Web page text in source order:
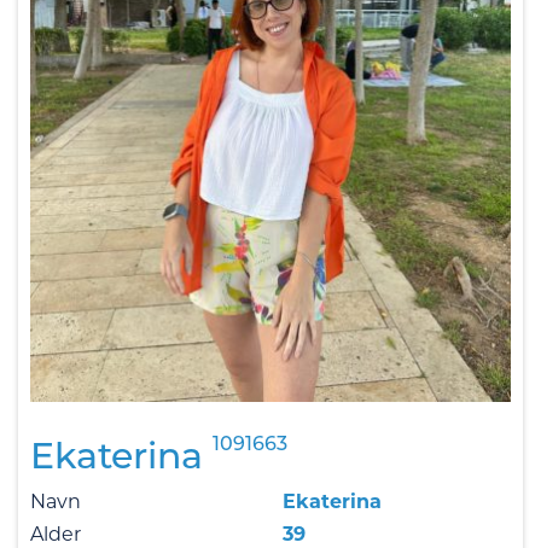
Ekaterina 1091663
Navn
Ekaterina
Alder
39